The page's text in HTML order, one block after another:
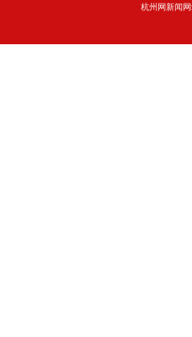
杭州网新闻